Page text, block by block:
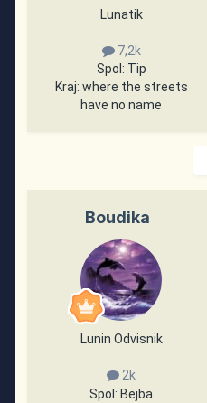
Lunatik
7,2k
Spol: Tip
Kraj: where the streets
have no name
Boudika
Lunin Odvisnik
2k
Spol: Bejba